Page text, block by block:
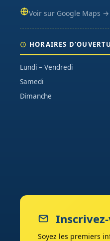
Voir sur Google Maps →
HORAIRES
Lundi – Vendredi
Samedi
Dimanche
Soyez les premiers